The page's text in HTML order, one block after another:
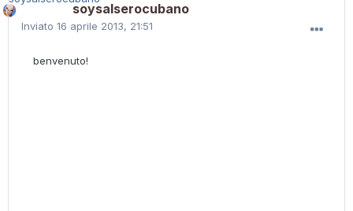
soysalserocubano
Inviato 16 aprile 2013, 21:51
benvenuto!